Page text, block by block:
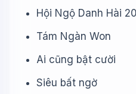
Hội Ngộ Danh Hài
Tám Ngàn Won
Ai cũng bật cười
Siêu bất ngờ